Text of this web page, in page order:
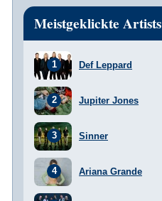
Meistgeklickte Artists
Def Leppard
Jupiter Jones
Sinner
Ariana Grande